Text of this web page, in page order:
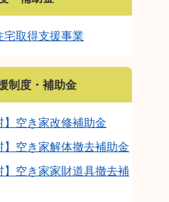
取得支援事業
制度・補助金
】空き家改修補助金
】空き家解体撤去補助金
】空き家家財道具撤去補